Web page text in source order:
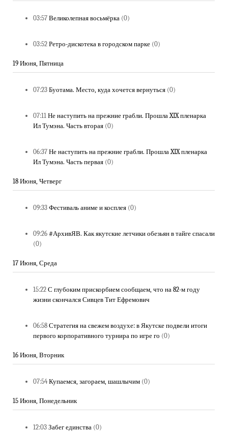
03:57 Великолепная восьмёрка (0)
03:52 Ретро-дискотека в городском парке (0)
19 Июня, Пятница
07:23 Буотама. Место, куда хочется вернуться (0)
07:11 Не наступить на прежние грабли. Прошла XIX пленарка
Ил Тумэна. Часть вторая (0)
06:37 Не наступить на прежние грабли. Прошла XIX пленарка
Ил Тумэна. Часть первая (0)
18 Июня, Четверг
09:33 Фестиваль аниме и косплея (0)
09:26 #АрхивЯВ. Как якутские летчики обезьян в тайге спасали
(0)
17 Июня, Среда
15:22 С глубоким прискорбием сообщаем, что на 82-м году
жизни скончался Сивцев Тит Ефремович
06:58 Стратегия на свежем воздухе: в Якутске подвели итоги
первого корпоративного турнира по игре го (0)
16 Июня, Вторник
07:54 Купаемся, загораем, шашлычим (0)
15 Июня, Понедельник
12:03 Забег единства (0)